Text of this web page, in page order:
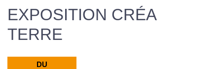
EXPOSITION CRÉA
TERRE
DU